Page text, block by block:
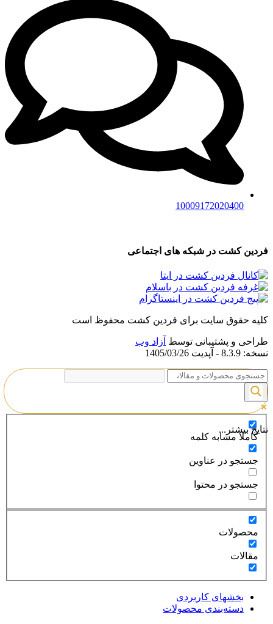
10009172020400
فردین کشت در شبکه های اجتماعی
کلیه حقوق سایت برای فردین کشت محفوظ است
طراحی و پشتیبانی توسط آزاد وب
نسخه: 8.3.9 - آپدیت 1405/03/26
نتایج بیشتر...
کاملا مشابه کلمه
جستجو در عناوین
جستجو در محتوا
محصولات
مقالات
بخشهای کاربردی
دسته‌بندی محصولات